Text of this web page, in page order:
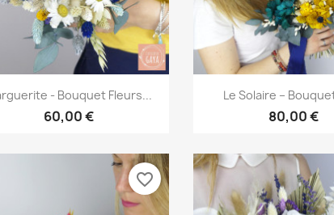
Aperçu rapide
- Bouquet Fleurs...
60,00 €
Aperçu
Le Solaire –
80,00 €
favorite_border